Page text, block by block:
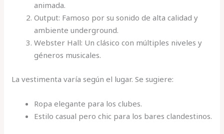
animada.
Output: Famoso por su sonido de alta calidad y
ambiente underground.
Webster Hall: Un clásico con múltiples niveles y
géneros musicales.
La vestimenta varía según el lugar. Se sugiere:
Ropa elegante para los clubes.
Estilo casual pero chic para los bares clandestinos.